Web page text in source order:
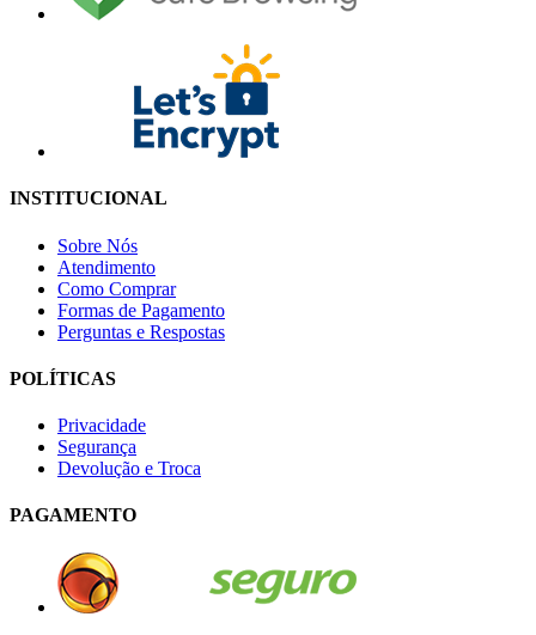
INSTITUCIONAL
Sobre Nós
Atendimento
Como Comprar
Formas de Pagamento
Perguntas e Respostas
POLÍTICAS
Privacidade
Segurança
Devolução e Troca
PAGAMENTO